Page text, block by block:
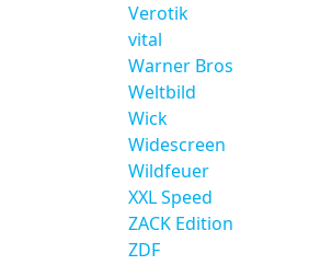
Verotik
vital
Warner Bros
Weltbild
Wick
Widescreen
Wildfeuer
XXL Speed
ZACK Edition
ZDF